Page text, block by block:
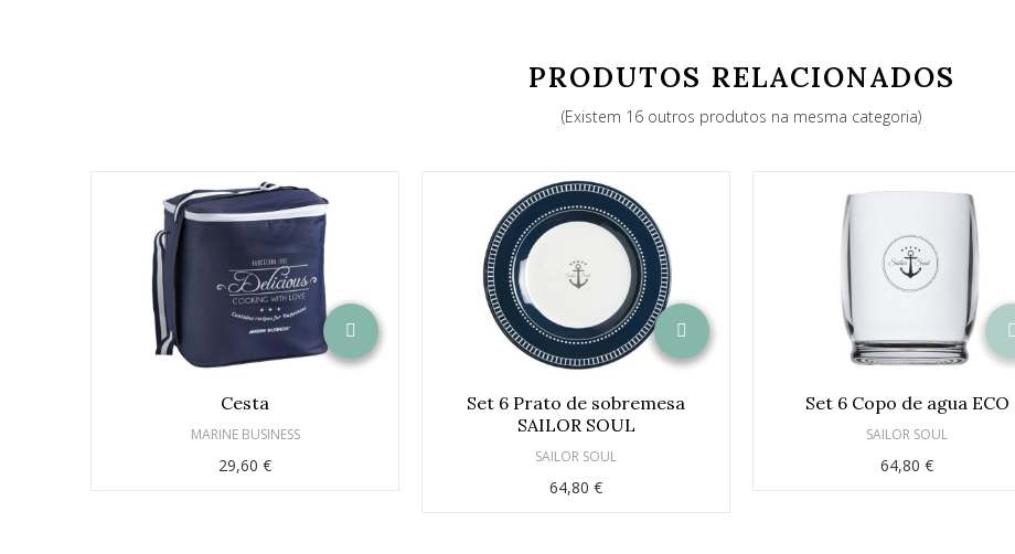
PRODUTOS RELACIONADOS
(Existem 16 outros produtos na mesma categoria)
Cesta
MARINE BUSINESS
29,60 €
Set 6 Prato de sobremesa
SAILOR SOUL
SAILOR SOUL
64,80 €
Set 6 Copo de agua ECO
SAILOR SOUL
64,80 €